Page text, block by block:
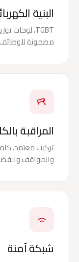
البنية
مضمونة للوظائف
المراقبة
والمواقف
شبكة آمنة